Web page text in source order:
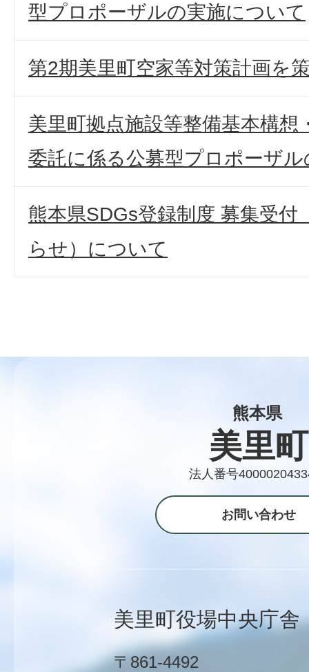
型プロポーザルの実施について
第2期美里町空家等対策計画を
美里町拠点施設等整備基本構想
委託に係る公募型プロポーザ
熊本県SDGs登録制度 募集受付
らせ）について
熊本県
美里町
法人番号
お問い合わせ
美里町役場中央庁舎
〒861-4492